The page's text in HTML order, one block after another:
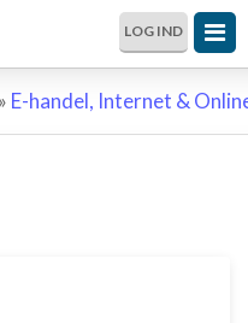
LOG IND
» E-handel, Internet &